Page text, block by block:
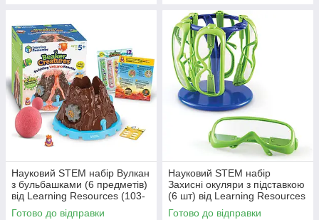
Науковий STEM набір Вулкан
з бульбашками (6 предметів)
від Learning Resources (103-
322)
Готово до відправки
Науковий STEM набір
Захисні окуляри з підставкою
(6 шт) від Learning Resources
(103-460)
Готово до відправки